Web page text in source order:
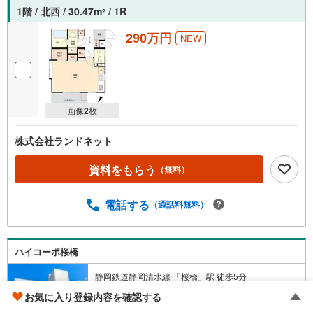
1階 / 北西 / 30.47m2 / 1R
画像2枚
290万円 NEW
株式会社ランドネット
資料をもらう （無料）
電話する （通話料無料）
ハイコーポ桜橋
静岡鉄道静岡清水線 「桜橋」駅 徒歩5分
静岡県静岡市清水区桜橋町
1979年12月（築47年）
お気に入り登録内容を確認する